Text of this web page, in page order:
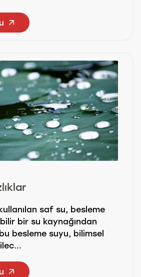
saf su, besleme
bir su kaynağından
besleme suyu, bilimsel